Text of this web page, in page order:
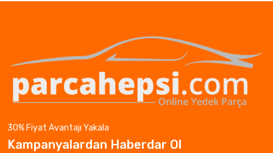
30% Fiyat Avantajı Yakala
Kampanyalardan Haberdar Ol